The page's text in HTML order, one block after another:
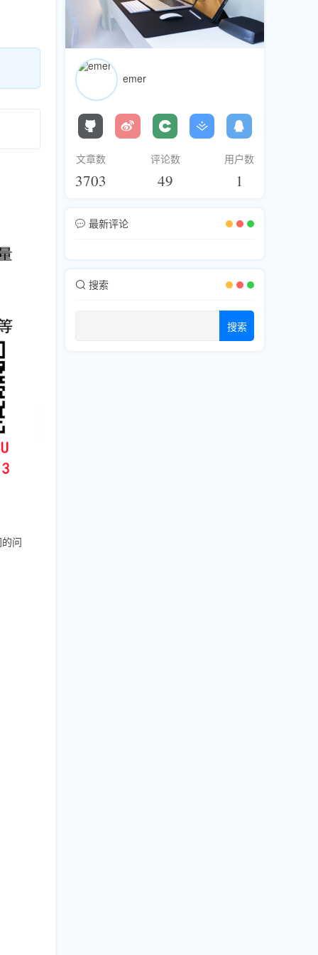
问
emer
文章数
3703
评论数
49
用户数
1
最新评论
搜索
搜索